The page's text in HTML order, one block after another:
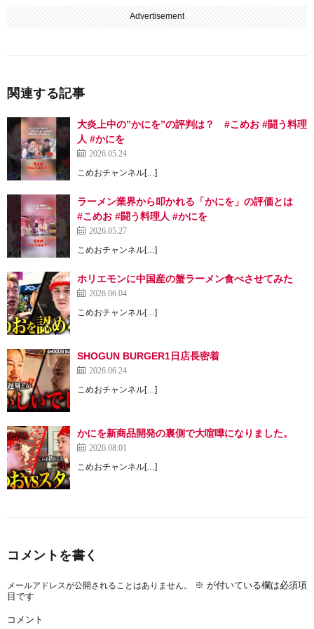
Advertisement
関連する記事
大炎上中の”かにを”の評判は？ #こめお #闘う料理
人 #かにを
2026.05.24
こめおチャンネル[…]
ラーメン業界から叩かれる「かにを」の評価とは
#こめお #闘う料理人 #かにを
2026.05.27
こめおチャンネル[…]
ホリエモンに中国産の蟹ラーメン食べさせてみた
2026.06.04
こめおチャンネル[…]
SHOGUN BURGER1日店長密着
2026.06.24
こめおチャンネル[…]
かにを新商品開発の裏側で大喧嘩になりました。
2026.08.01
こめおチャンネル[…]
コメントを書く
メールアドレスが公開されることはありません。 ※ が付いている欄は必須項
目です
コメント